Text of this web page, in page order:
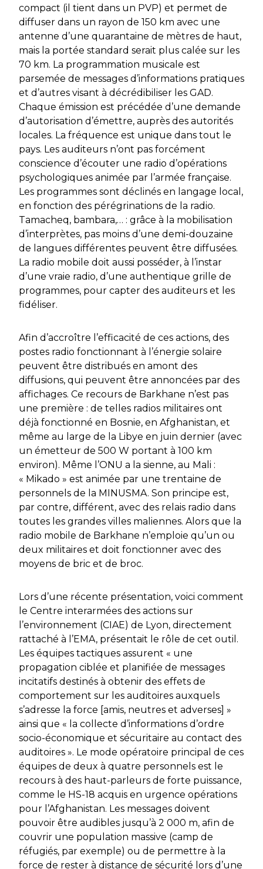
compact (il tient dans un PVP) et permet de
diffuser dans un rayon de 150 km avec une
antenne d’une quarantaine de mètres de haut,
mais la portée standard serait plus calée sur les
70 km. La programmation musicale est
parsemée de messages d’informations pratiques
et d’autres visant à décrédibiliser les GAD.
Chaque émission est précédée d’une demande
d’autorisation d’émettre, auprès des autorités
locales. La fréquence est unique dans tout le
pays. Les auditeurs n’ont pas forcément
conscience d’écouter une radio d’opérations
psychologiques animée par l’armée française.
Les programmes sont déclinés en langage local,
en fonction des pérégrinations de la radio.
Tamacheq, bambara,… : grâce à la mobilisation
d’interprètes, pas moins d’une demi-douzaine
de langues différentes peuvent être diffusées.
La radio mobile doit aussi posséder, à l’instar
d’une vraie radio, d’une authentique grille de
programmes, pour capter des auditeurs et les
fidéliser.
Afin d’accroître l’efficacité de ces actions, des
postes radio fonctionnant à l’énergie solaire
peuvent être distribués en amont des
diffusions, qui peuvent être annoncées par des
affichages. Ce recours de Barkhane n’est pas
une première : de telles radios militaires ont
déjà fonctionné en Bosnie, en Afghanistan, et
même au large de la Libye en juin dernier (avec
un émetteur de 500 W portant à 100 km
environ). Même l’ONU a la sienne, au Mali :
« Mikado » est animée par une trentaine de
personnels de la MINUSMA. Son principe est,
par contre, différent, avec des relais radio dans
toutes les grandes villes maliennes. Alors que la
radio mobile de Barkhane n’emploie qu’un ou
deux militaires et doit fonctionner avec des
moyens de bric et de broc.
Lors d’une récente présentation, voici comment
le Centre interarmées des actions sur
l’environnement (CIAE) de Lyon, directement
rattaché à l’EMA, présentait le rôle de cet outil.
Les équipes tactiques assurent « une
propagation ciblée et planifiée de messages
incitatifs destinés à obtenir des effets de
comportement sur les auditoires auxquels
s’adresse la force [amis, neutres et adverses] »
ainsi que « la collecte d’informations d’ordre
socio-économique et sécuritaire au contact des
auditoires ». Le mode opératoire principal de ces
équipes de deux à quatre personnels est le
recours à des haut-parleurs de forte puissance,
comme le HS-18 acquis en urgence opérations
pour l’Afghanistan. Les messages doivent
pouvoir être audibles jusqu’à 2 000 m, afin de
couvrir une population massive (camp de
réfugiés, par exemple) ou de permettre à la
force de rester à distance de sécurité lors d’une